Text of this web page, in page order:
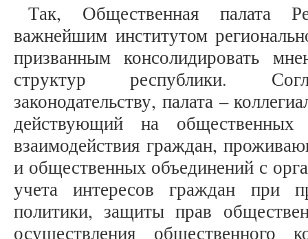
Так, Общественная палата
важнейшим институтом
призванным консолидировать
структур республики.
законодательству, палата –
действующий на общественных
взаимодействия граждан,
и общественных объединений с
учета интересов граждан при
политики, защиты прав
осуществления общественного